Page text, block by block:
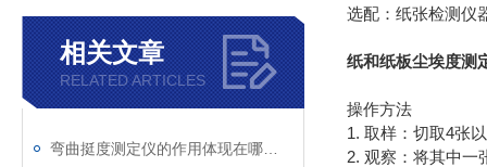
相关文章
RELATED ARTICLES
选配：纸张检测仪
纸和纸板尘埃度测
操作方法
1. 取样：切取4张
2. 观察：将其中一